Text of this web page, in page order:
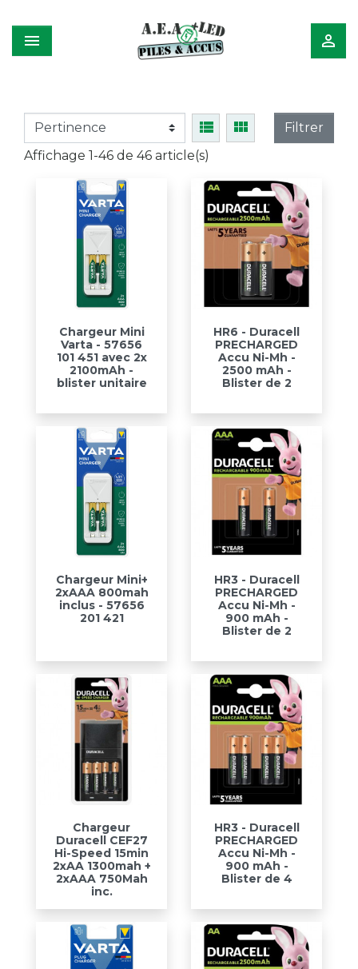


 
Filtrer
Affichage 1-46 de 46 article(s)
Chargeur Mini
Varta - 57656
101 451 avec 2x
2100mAh -
blister unitaire
HR6 - Duracell
PRECHARGED
Accu Ni-Mh -
2500 mAh -
Blister de 2
Chargeur Mini+
2xAAA 800mah
inclus - 57656
201 421
HR3 - Duracell
PRECHARGED
Accu Ni-Mh -
900 mAh -
Blister de 2
Chargeur
Duracell CEF27
Hi-Speed 15min
2xAA 1300mah +
2xAAA 750Mah
inc.
HR3 - Duracell
PRECHARGED
Accu Ni-Mh -
900 mAh -
Blister de 4